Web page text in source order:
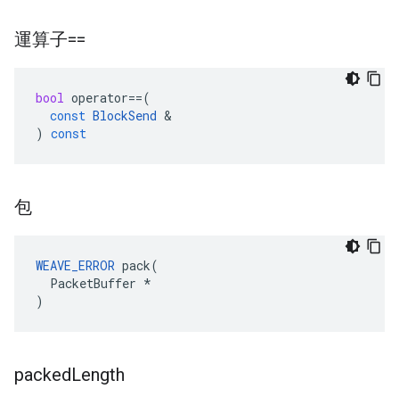
運算子==
bool operator==(
const BlockSend &
) const
包
WEAVE_ERROR pack(
  PacketBuffer *
)
packedLength